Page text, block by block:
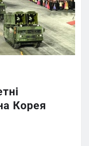
Корея